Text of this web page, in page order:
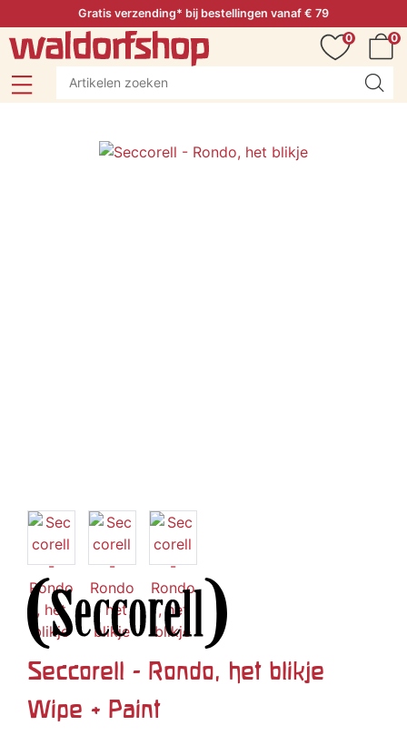
Gratis verzending* bij bestellingen vanaf € 79
0
0
Seccorell - Rondo, het blikje
Wipe + Paint